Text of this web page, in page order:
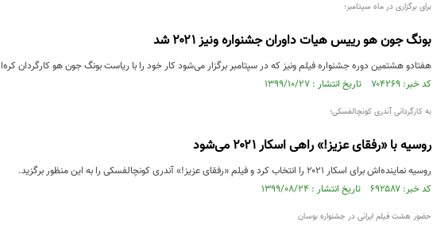
برای برگزاری در ماه سپتامبر؛
بونگ جون هو رییس هیات داوران جشنواره ونیز ۲۰۲۱ شد
هفتادو هشتمین دوره جشنواره فیلم ونیز که در سپتامبر برگزار می‌شود ‌کار خود را با ریاست بونگ جون هو کارگردان
کد خبر: ۷۰۴۲۶۹ تاریخ انتشار : ۱۳۹۹/۱۰/۲۷
به کارگردانی آندری کونچالفسکی؛
روسیه با «رفقای عزیز!» راهی اسکار ۲۰۲۱ می‌شود
روسیه نماینده‌اش برای اسکار ۲۰۲۱ را انتخاب کرد و فیلم «رفقای عزیز!» آندری کونچالفسکی را به این منظور برگزید.
کد خبر: ۶۹۲۵۸۷ تاریخ انتشار : ۱۳۹۹/۰۸/۲۴
حضور هشت فیلم ایرانی در جشنواره بوسان